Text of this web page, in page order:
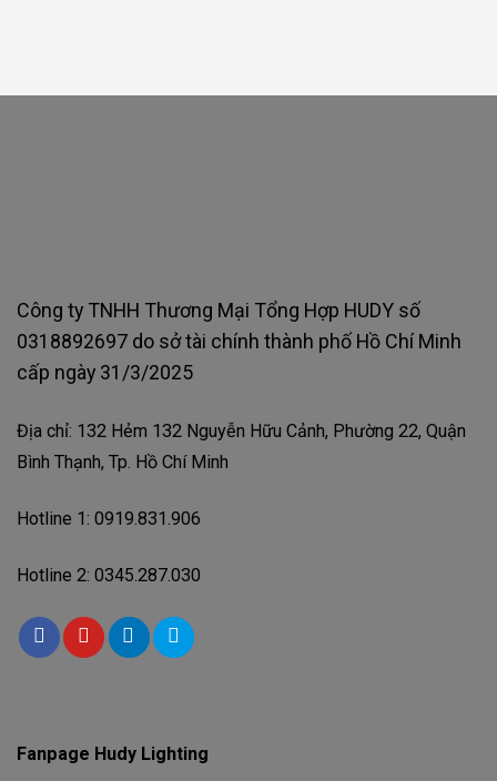
Công ty TNHH Thương Mại Tổng Hợp HUDY số
0318892697 do sở tài chính thành phố Hồ Chí Minh
cấp ngày 31/3/2025
Địa chỉ: 132 Hẻm 132 Nguyễn Hữu Cảnh, Phường 22, Quận
Bình Thạnh, Tp. Hồ Chí Minh
Hotline 1: 0919.831.906
Hotline 2: 0345.287.030
Fanpage Hudy Lighting